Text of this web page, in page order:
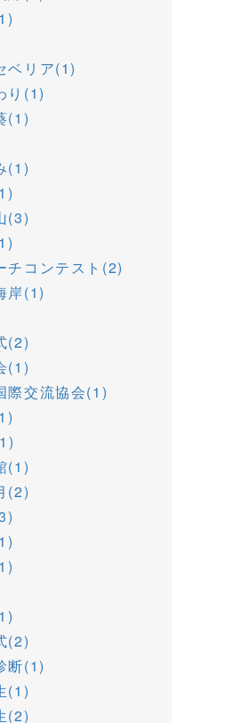
ベリア(1)
り(1)
(1)
(1)
(3)
チコンテスト(2)
岸(1)
(2)
(1)
際交流協会(1)
(1)
(2)
(2)
断(1)
(1)
(2)